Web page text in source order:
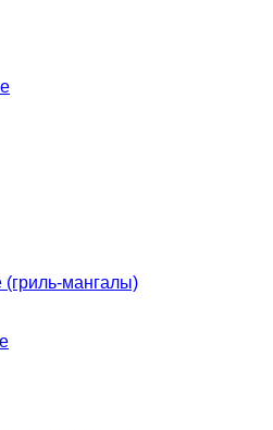
(гриль-мангалы)